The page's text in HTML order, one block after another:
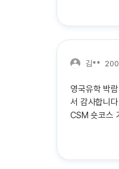
김**
영국유학 박
서 감사합니
CSM 숏코스